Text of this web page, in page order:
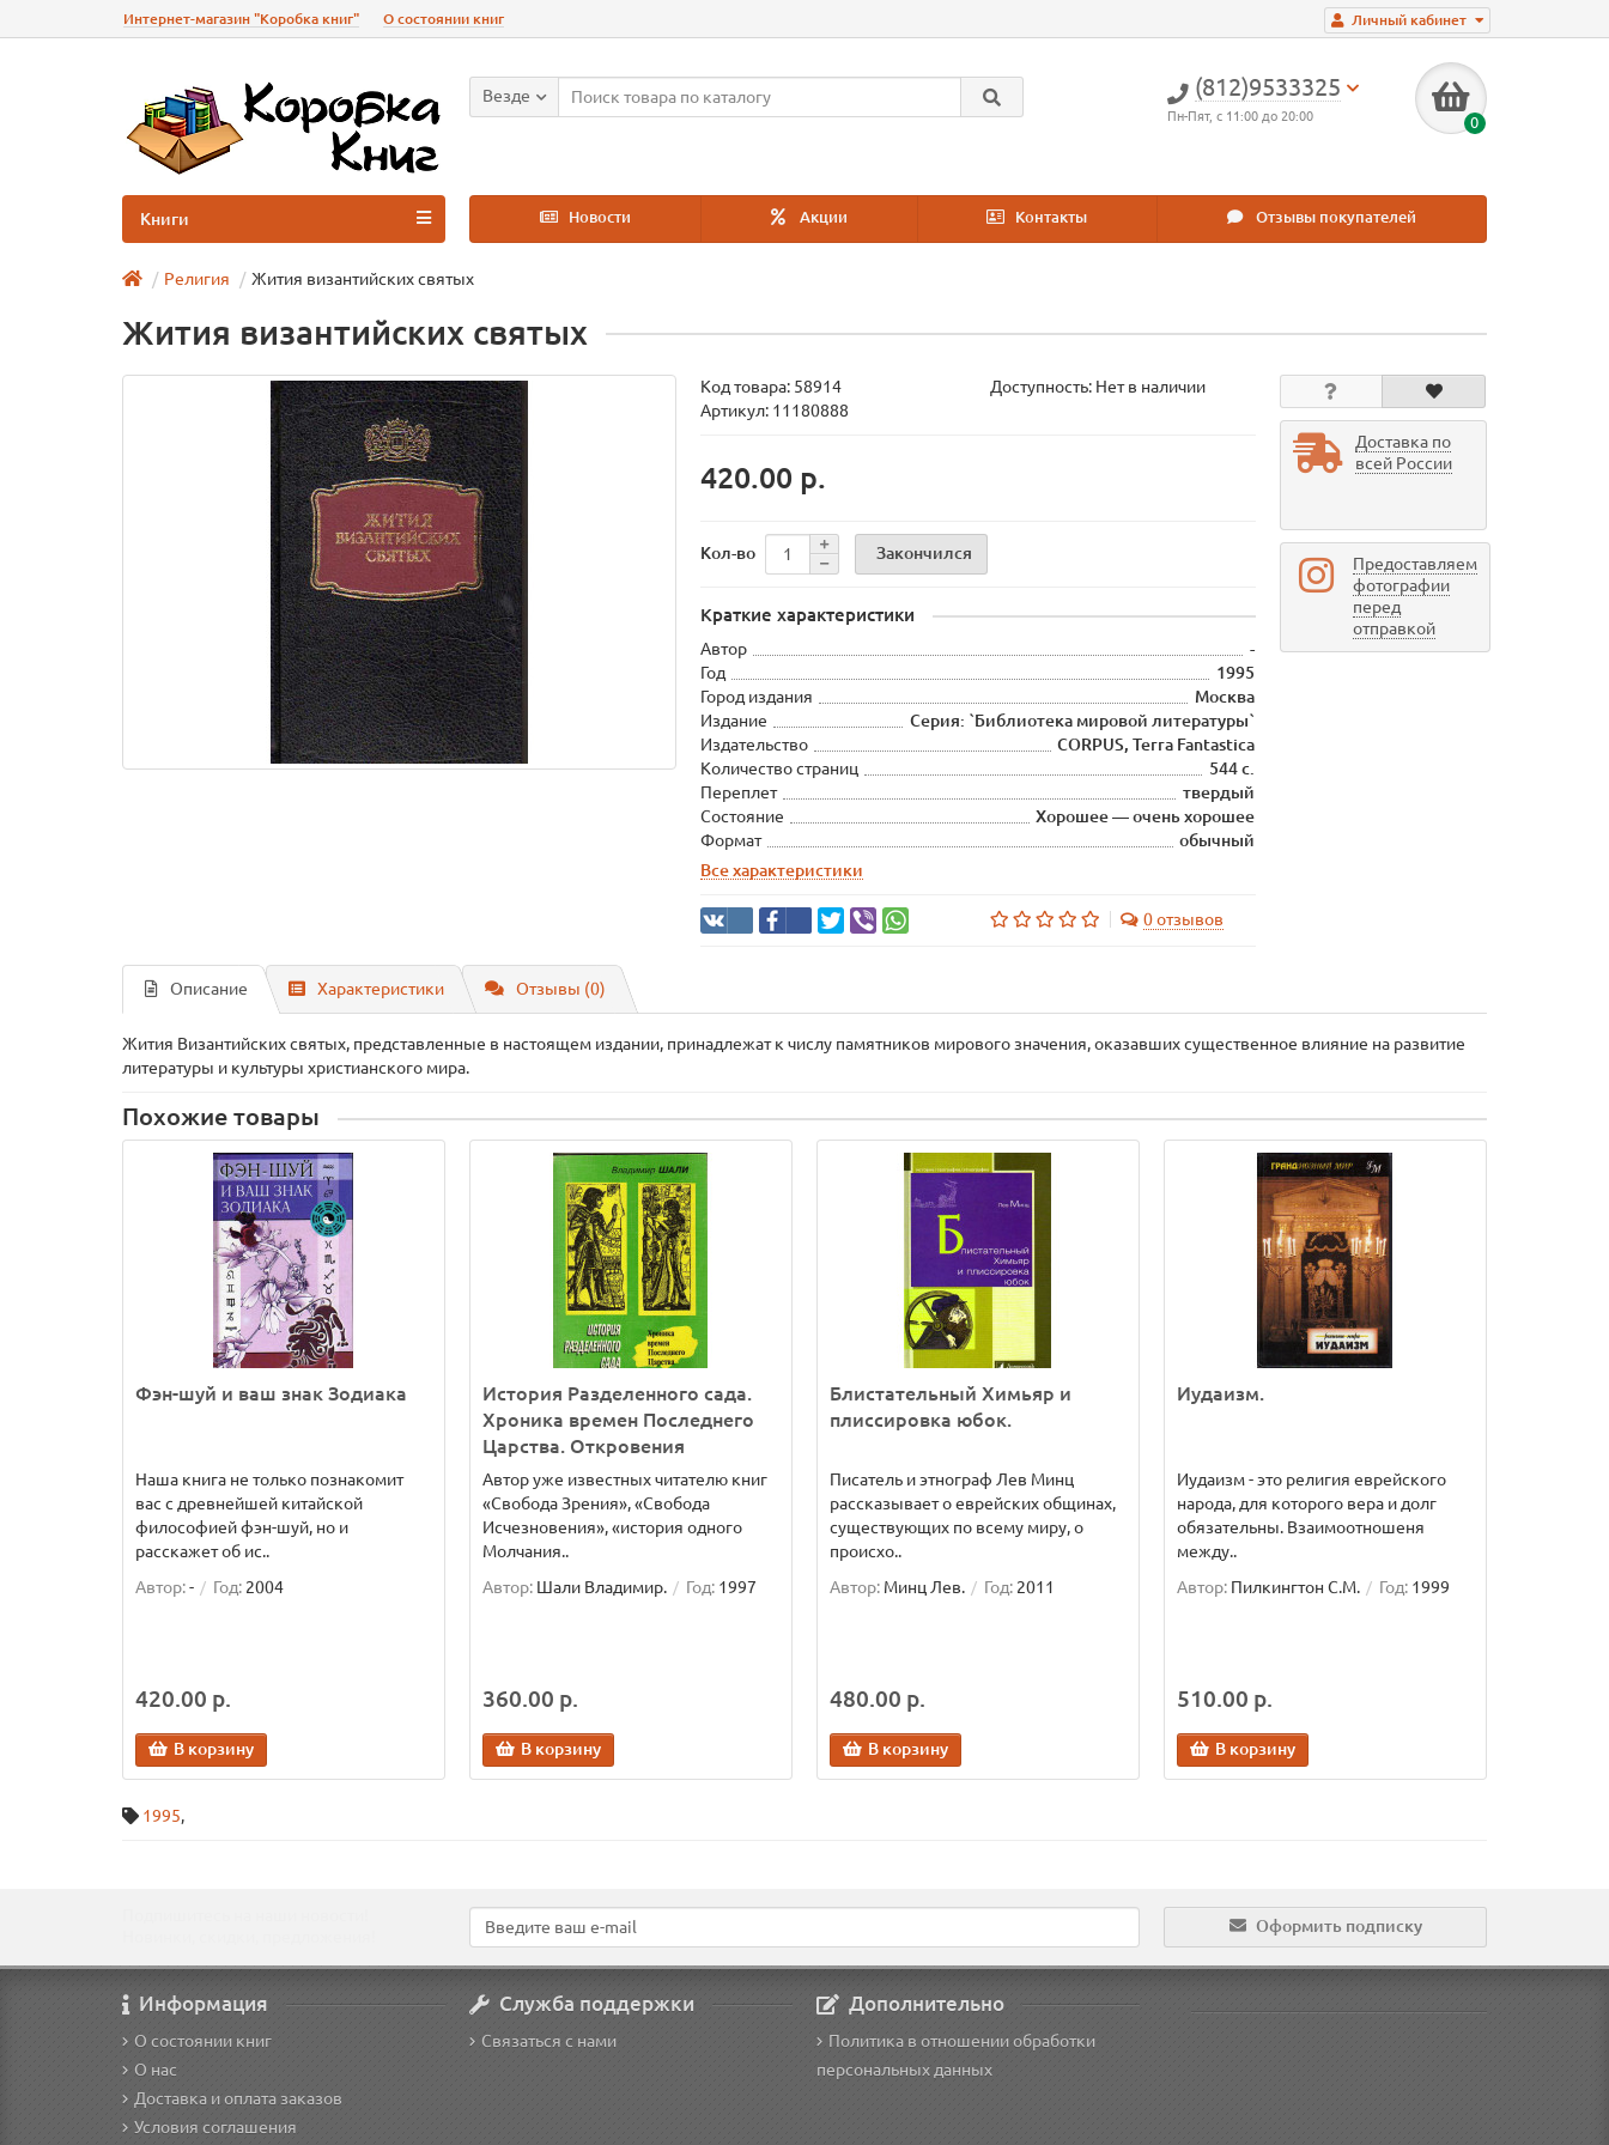
Личный кабинет
Интернет-магазин "Коробка книг" О состоянии книг
(812)9533325
Пн-Пят, с 11:00 до 20:00 0
Везде
Новости Акции Контакты Отзывы покупателей
Книги
Религия Жития византийских святых
Жития византийских святых
Код товара: 58914
Доступность: Нет в наличии
Артикул: 11180888
420.00 р.
Кол-во Закончился
Краткие характеристики
Автор
-
Год
1995
Город издания
Москва
Издание
Серия: `Библиотека мировой литературы`
Издательство
CORPUS, Terra Fantastica
Количество страниц
544 с.
Переплет
твердый
Состояние
Хорошее — очень хорошее
Формат
обычный
Все характеристики
0 отзывов
Доставка по
всей России
Предоставляем
фотографии
перед
отправкой
Описание Характеристики Отзывы (0)
Жития Византийских святых, представленные в настоящем издании, принадлежат к числу памятников мирового значения, оказавших существенное влияние на развитие
литературы и культуры христианского мира.
Похожие товары
Фэн-шуй и ваш знак Зодиака
Наша книга не только познакомит
вас с древнейшей китайской
философией фэн-шуй, но и
расскажет об ис..
Автор:- Год: 2004
420.00 р.
В корзину
История Разделенного сада.
Хроника времен Последнего
Царства. Откровения
Автор уже известных читателю книг
«Свобода Зрения», «Свобода
Исчезновения», «история одного
Молчания..
Автор: Шали Владимир. Год: 1997
360.00 р.
В корзину
Блистательный Химьяр и
плиссировка юбок.
Писатель и этнограф Лев Минц
рассказывает о еврейских общинах,
существующих по всему миру, о
происхо..
Автор: Минц Лев. Год: 2011
480.00 р.
В корзину
Иудаизм.
Иудаизм - это религия еврейского
народа, для которого вера и долг
обязательны. Взаимоотношеня
между..
Автор: Пилкингтон С.М. Год: 1999
510.00 р.
В корзину
1995,
Оформить подписку
Информация
О состоянии книг
О нас
Доставка и оплата заказов
Условия соглашения
Служба поддержки
Связаться с нами
Дополнительно
Политика в отношении обработки
персональных данных